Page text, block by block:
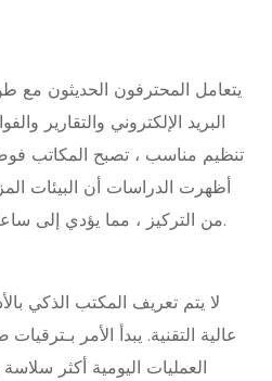
يتعامل المحترفون الحديثون مع
البريد الإلكتروني والتقارير
تنظيم مناسب ، تصبح المكاتب
أظهرت الدراسات أن البيئات
من التركيز ، مما يؤدي إلى ساعات عمل أطول وكفاءة أقل.
لا يتم تعريف المكتب الذكي
عالية التقنية. يبدأ الأمر بـترقيات
العمليات اليومية أكثر